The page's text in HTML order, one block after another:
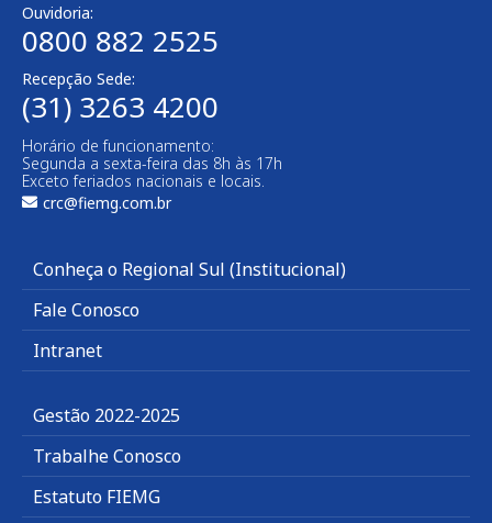
Ouvidoria:
0800 882 2525
Recepção Sede:
(31) 3263 4200
Horário de funcionamento:
Segunda a sexta-feira das 8h às 17h
Exceto feriados nacionais e locais.
crc@fiemg.com.br
Conheça o Regional Sul (Institucional)
Fale Conosco
Intranet
Gestão 2022-2025
Trabalhe Conosco
Estatuto FIEMG